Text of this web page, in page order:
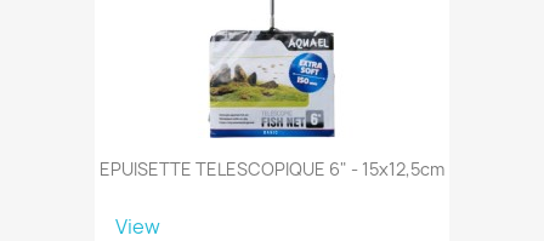
EPUISETTE TELESCOPIQUE 6" - 15x12,5cm
View